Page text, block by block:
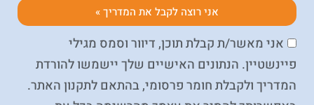
אני מאשר/ת קבלת תוכן, דיוור וסמס מגילי
פיינשטיין. הנתונים האישיים שלך יישמשו להורדת
המדריך ולקבלת חומר פרסומי, בהתאם לתקנון האתר.
אני רוצה לקבל את המדריך »